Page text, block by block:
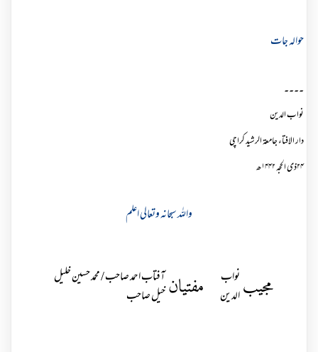
حوالہ جات
۔۔۔۔
نواب الدین
دار الافتاء جامعۃ الرشید کراچی
۲۴ذی الحجہ ۱۴۴۲ھ
واللہ سبحانہ وتعالی اعلم
مجیب نواب
الدین
مفتیانآفتاب احمد صاحب / محمد حسین خلیل
خیل صاحب